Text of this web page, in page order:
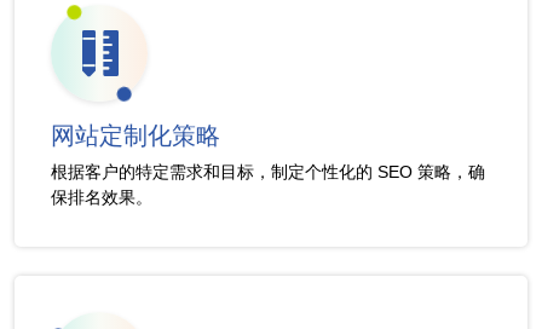
网站定制化策略
根据客户的特定需求和目标，制定个性化的 SEO 策略，确
保排名效果。